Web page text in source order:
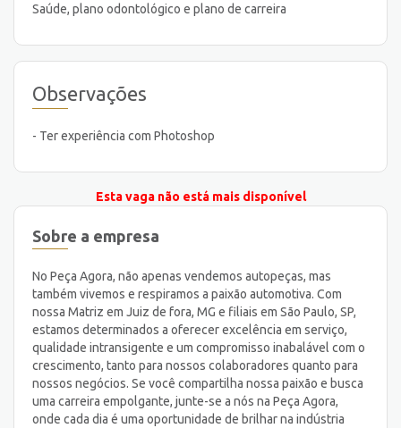
Saúde, plano odontológico e plano de carreira
Observações
- Ter experiência com Photoshop
Esta vaga não está mais disponível
Sobre a empresa
No Peça Agora, não apenas vendemos autopeças, mas
também vivemos e respiramos a paixão automotiva. Com
nossa Matriz em Juiz de fora, MG e filiais em São Paulo, SP,
estamos determinados a oferecer excelência em serviço,
qualidade intransigente e um compromisso inabalável com o
crescimento, tanto para nossos colaboradores quanto para
nossos negócios. Se você compartilha nossa paixão e busca
uma carreira empolgante, junte-se a nós na Peça Agora,
onde cada dia é uma oportunidade de brilhar na indústria